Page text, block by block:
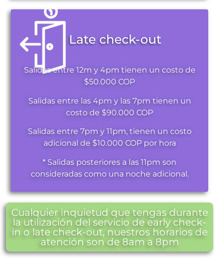
Late check-out
Salidas entre 12m y 4pm tienen un costo de
$50.000 COP
Salidas entre las 4pm y las 7pm tienen un
costo de $90.000 COP
Salidas entre 7pm y 11pm, tienen un costo
adicional de $10.000 COP por hora
* Salidas posteriores a las 11pm son
consideradas como una noche adicional.
Cualquier inquietud que tengas durante
la utilización del servicio de early check-
in o late check-out, nuestros horarios de
atención son de 8am a 8pm